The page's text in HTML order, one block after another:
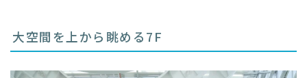
大空間を上から眺める7F